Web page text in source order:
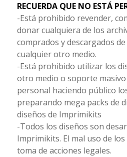
RECUERDA QUE NO ESTÁ
-Está prohibido revender,
donar cualquiera de los
comprados y descargados
cualquier otro medio.
-Está prohibido utilizar los
otro medio o soporte
personal haciendo público
preparando mega packs de
diseños de Imprimikits
-Todos los diseños son
Imprimikits. El mal uso de
toma de acciones legales.